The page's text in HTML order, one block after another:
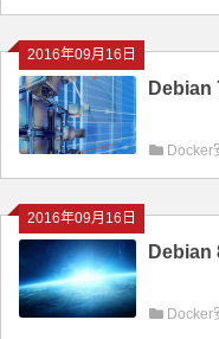
2016年09月16日
Debian
Docker
2016年09月16日
Debian
Docker